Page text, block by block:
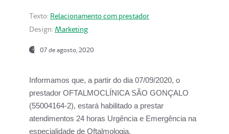
Texto: Relacionamento com prestador
Design: Marketing
07 de agosto, 2020
Informamos que, a partir do dia07/09/2020, o
prestador OFTALMOCLÍNICA SÃO GONÇALO
(55004164-2), estará habilitado a prestar
atendimentos 24 horas Urgência e Emergência na
especialidade de Oftalmologia.